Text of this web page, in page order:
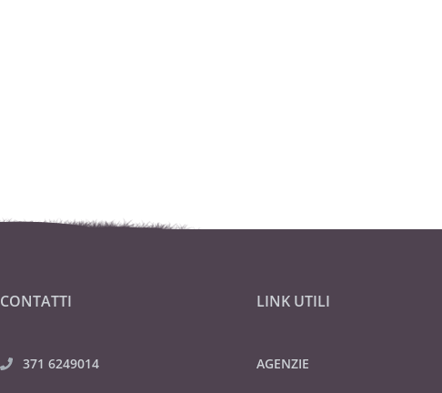
CONTATTI
371 6249014
LINK UTILI
AGENZIE